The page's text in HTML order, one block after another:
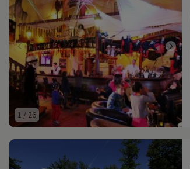
1 / 26